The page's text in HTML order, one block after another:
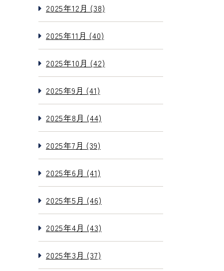
2025年12月 (38)
2025年11月 (40)
2025年10月 (42)
2025年9月 (41)
2025年8月 (44)
2025年7月 (39)
2025年6月 (41)
2025年5月 (46)
2025年4月 (43)
2025年3月 (37)